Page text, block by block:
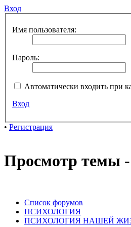
Вход
Имя пользователя:
Пароль:
Автоматически входить при
Вход
• Регистрация
Просмотр
Список форумов
ПСИХОЛОГИЯ
ПСИХОЛОГИЯ НАШЕЙ